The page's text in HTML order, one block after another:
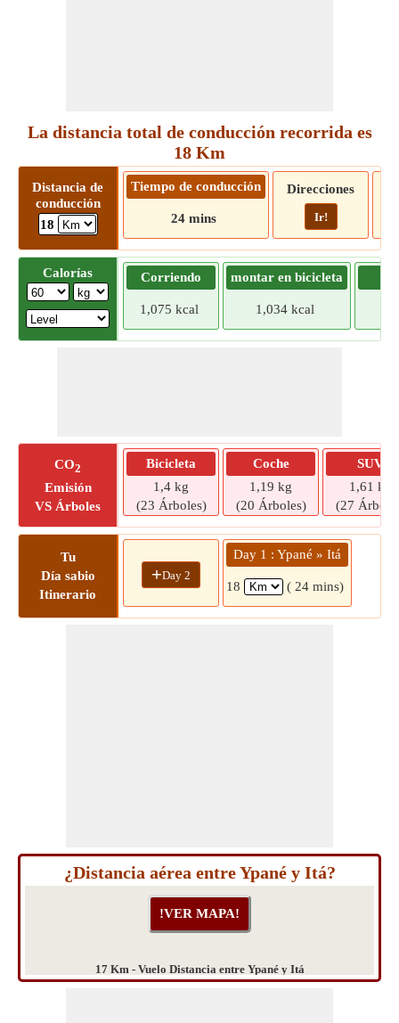
La distancia total de conducción recorrida es
18 Km
Distancia de
conducción
18
Tiempo de conducción
24 mins
Direcciones
Ir!
Calorías Corriendo
1,075 kcal
montar en bicicleta
1,034 kcal
CO2
Emisión
VS Árboles
Bicicleta
1,4 kg
(23 Árboles)
Coche
1,19 kg
(20 Árboles)
SUV
1,61 kg
(27
Tu
Día sabio
Itinerario
+Day 2
Day 1 : Ypané » Itá
18 ( 24 mins)
¿Distancia aérea entre Ypané y Itá?
17 Km - Vuelo Distancia entre Ypané y Itá